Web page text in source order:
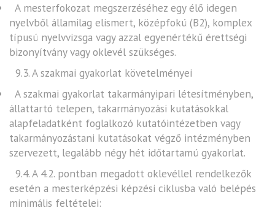
A mesterfokozat megszerzéséhez egy élő idegen
nyelvből államilag elismert, középfokú (B2), komplex
típusú nyelvvizsga vagy azzal egyenértékű érettségi
bizonyítvány vagy oklevél szükséges.
9.3. A szakmai gyakorlat követelményei
A szakmai gyakorlat takarmányipari létesítményben,
állattartó telepen, takarmányozási kutatásokkal
alapfeladatként foglalkozó kutatóintézetben vagy
takarmányozástani kutatásokat végző intézményben
szervezett, legalább négy hét időtartamú gyakorlat.
9.4. A 4.2. pontban megadott oklevéllel rendelkezők
esetén a mesterképzési képzési ciklusba való belépés
minimális feltételei: